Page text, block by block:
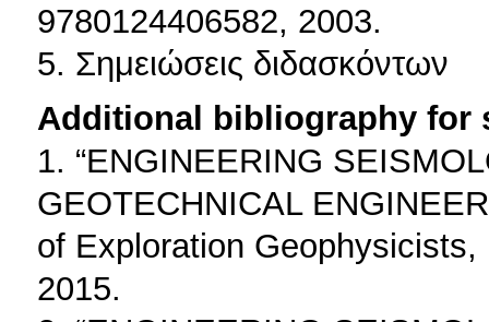
9780124406582, 2003.
5. Σημειώσεις διδασκόντων
Additional bibliography for
1. “ENGINEERING
GEOTECHNICAL
of Exploration
2015.